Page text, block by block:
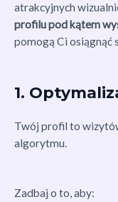
atrakcyjnych
profilu pod kątem
pomogą Ci osiągnąć
1.
Twój profil to
algorytmu.
Zadbaj o to, aby: